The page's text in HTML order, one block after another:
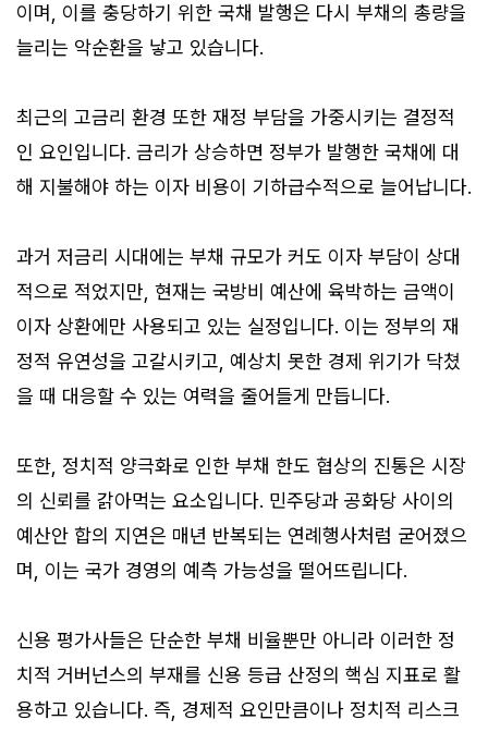
이며, 이를 충당하기 위한 국채 발행은 다시 부채의 총량을
늘리는 악순환을 낳고 있습니다.
최근의 고금리 환경 또한 재정 부담을 가중시키는 결정적
인 요인입니다. 금리가 상승하면 정부가 발행한 국채에 대
해 지불해야 하는 이자 비용이 기하급수적으로 늘어납니다.
과거 저금리 시대에는 부채 규모가 커도 이자 부담이 상대
적으로 적었지만, 현재는 국방비 예산에 육박하는 금액이
이자 상환에만 사용되고 있는 실정입니다. 이는 정부의 재
정적 유연성을 고갈시키고, 예상치 못한 경제 위기가 닥쳤
을 때 대응할 수 있는 여력을 줄어들게 만듭니다.
또한, 정치적 양극화로 인한 부채 한도 협상의 진통은 시장
의 신뢰를 갉아먹는 요소입니다. 민주당과 공화당 사이의
예산안 합의 지연은 매년 반복되는 연례행사처럼 굳어졌으
며, 이는 국가 경영의 예측 가능성을 떨어뜨립니다.
신용 평가사들은 단순한 부채 비율뿐만 아니라 이러한 정
치적 거버넌스의 부재를 신용 등급 산정의 핵심 지표로 활
용하고 있습니다. 즉, 경제적 요인만큼이나 정치적 리스크